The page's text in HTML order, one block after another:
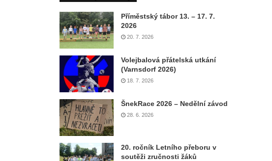
Příměstský tábor 13. – 17. 7.
2026
20. 7. 2026
Volejbalová přátelská utkání
(Varnsdorf 2026)
18. 7. 2026
ŠnekRace 2026 – Nedělní závod
28. 6. 2026
20. ročník Letního přeboru v
soutěži zručnosti žáků